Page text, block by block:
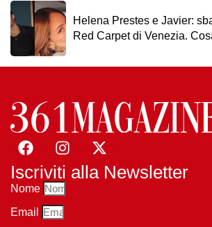
Helena Prestes e Javier:
Red Carpet di Venezia.
Iscriviti alla Newsletter
Nome
Email